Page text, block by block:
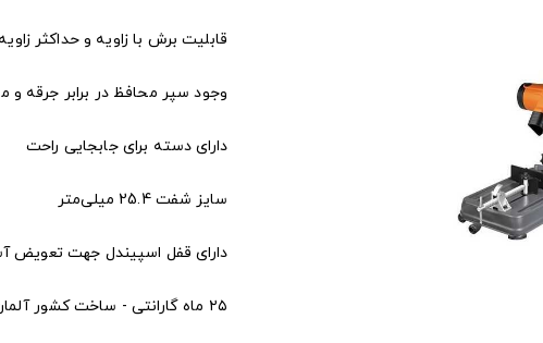
قابلیت برش با زاویه و حداکثر زاویه برش
وجود سپر محافظ در برابر جرقه و
دارای دسته برای جابجایی راحت
سایز شفت 25.4 میلی‌متر
دارای قفل اسپیندل جهت تعویض
۲۵ ماه گارانتی - ساخت کشور آلمان